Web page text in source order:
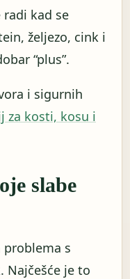
kad se
željezo, cink i
“plus”.
i sigurnih
za kosti, kosu i
slabe
problema s
Najčešće je to